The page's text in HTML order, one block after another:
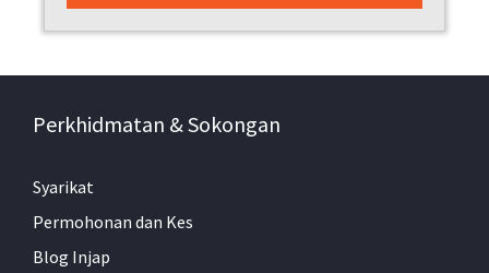
Perkhidmatan & Sokongan
Syarikat
Permohonan dan Kes
Blog Injap